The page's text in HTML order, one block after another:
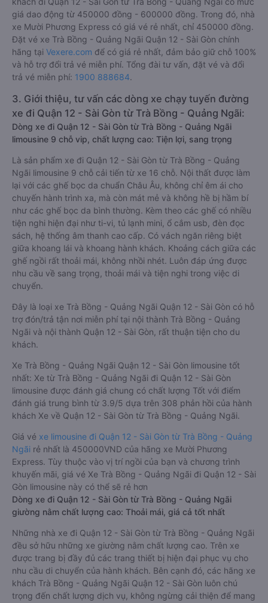
giá dao động từ 450000 đồng - 600000 đồng. Trong đó, nhà
xe Mười Phương Express có giá vé rẻ nhất, chỉ 450000 đồng.
Đặt vé xe Trà Bồng - Quảng Ngãi Quận 12 - Sài Gòn chính
hãng tại Vexere.com để có giá rẻ nhất, đảm bảo giữ chỗ 100%
và hỗ trợ đổi trả vé miễn phí. Tổng đài tư vấn, đặt vé và đổi
trả vé miễn phí: 1900 888684.
3. Giới thiệu, tư vấn các dòng xe chạy tuyến đường
xe đi Quận 12 - Sài Gòn từ Trà Bồng - Quảng Ngãi:
Dòng xe đi Quận 12 - Sài Gòn từ Trà Bồng - Quảng Ngãi
limousine 9 chỗ vip, chất lượng cao: Tiện lợi, sang trọng
Là sản phẩm xe đi Quận 12 - Sài Gòn từ Trà Bồng - Quảng
Ngãi limousine 9 chỗ cải tiến từ xe 16 chỗ. Nội thất được làm
lại với các ghế bọc da chuẩn Châu Âu, không chỉ êm ái cho
chuyến hành trình xa, mà còn mát mẻ và không hề bị hầm bí
như các ghế bọc da bình thường. Kèm theo các ghế có nhiều
tiện nghi hiện đại như ti-vi, tủ lạnh mini, ổ cắm usb, đèn đọc
sách, hệ thống âm thanh cao cấp. Có vách ngăn riêng biệt
giữa khoang lái và khoang hành khách. Khoảng cách giữa các
ghế ngồi rất thoải mái, không nhồi nhét. Luôn đáp ứng được
nhu cầu về sang trọng, thoải mái và tiện nghi trong việc di
chuyển.
Đây là loại xe Trà Bồng - Quảng Ngãi Quận 12 - Sài Gòn có hỗ
trợ đón/trả tận nơi miễn phí tại nội thành Trà Bồng - Quảng
Ngãi và nội thành Quận 12 - Sài Gòn, rất thuận tiện cho du
khách.
Xe Trà Bồng - Quảng Ngãi Quận 12 - Sài Gòn limousine tốt
nhất: Xe từ Trà Bồng - Quảng Ngãi đi Quận 12 - Sài Gòn
limousine được đánh giá chung có chất lượng Tốt với điểm
đánh giá trung bình từ 3.9/5 dựa trên 308 phản hồi của hành
khách Xe về Quận 12 - Sài Gòn từ Trà Bồng - Quảng Ngãi.
Giá vé xe limousine đi Quận 12 - Sài Gòn từ Trà Bồng - Quảng
Ngãi rẻ nhất là 450000VND của hãng xe Mười Phương
Express. Tùy thuộc vào vị trí ngồi của bạn và chương trình
khuyến mãi, giá vé Xe Trà Bồng - Quảng Ngãi đi Quận 12 - Sài
Gòn limousine này có thể sẽ rẻ hơn
Dòng xe đi Quận 12 - Sài Gòn từ Trà Bồng - Quảng Ngãi
giường nằm chất lượng cao: Thoải mái, giá cả tốt nhất
Những nhà xe đi Quận 12 - Sài Gòn từ Trà Bồng - Quảng Ngãi
đều sở hữu những xe giường nằm chất lượng cao. Trên xe
được trang bị đầy đủ các trang thiết bị hiện đại phục vụ cho
nhu cầu di chuyển của hành khách. Bên cạnh đó, các hãng xe
khách Trà Bồng - Quảng Ngãi Quận 12 - Sài Gòn luôn chú
trọng đến chất lượng dịch vụ, không ngừng cải thiện để mang